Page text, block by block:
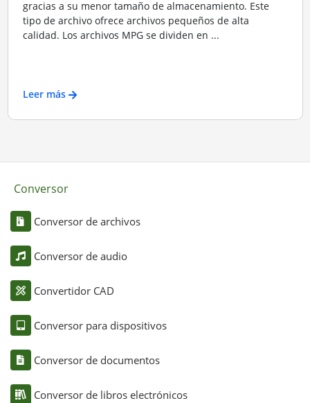
gracias a su menor tamaño de almacenamiento. Este
tipo de archivo ofrece archivos pequeños de alta
calidad. Los archivos MPG se dividen en ...
Leer más
Conversor
Conversor de archivos
Conversor de audio
Convertidor CAD
Conversor para dispositivos
Conversor de documentos
Conversor de libros electrónicos